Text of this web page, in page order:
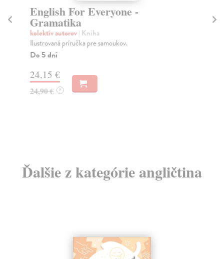
English For Everyone -
Gramatika
kolektív autorov| Kniha
Ilustrovaná príručka pre samoukov.
Do 5 dní
24,15 €
24,90 € ?
Ďalšie z kategórie angličtina